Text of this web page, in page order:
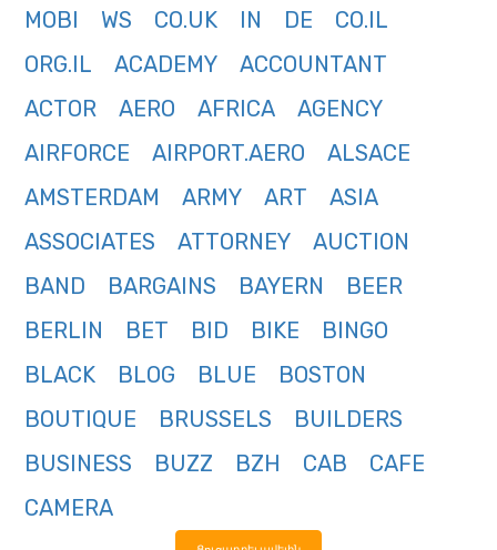
MOBI
WS CO.UK IN DE
CO.IL
ORG.IL
ACADEMY
ACCOUNTANT
ACTOR
AERO AFRICA
AGENCY
AIRFORCE
AIRPORT.AERO
ALSACE
AMSTERDAM
ARMY ART
ASIA
ASSOCIATES
ATTORNEY
AUCTION
BAND
BARGAINS BAYERN
BEER
BERLIN
BET BID BIKE
BINGO
BLACK
BLOG BLUE
BOSTON
BOUTIQUE
BRUSSELS
BUILDERS
BUSINESS
BUZZ BZH CAB
CAFE
CAMERA